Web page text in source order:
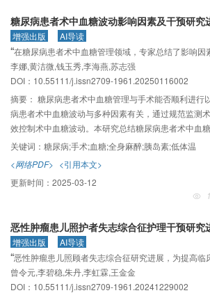
糖尿病患者术中血糖波动影响因素及干预研究
增强出版 AI导读
“在糖尿病患者术中血糖管理领域，专家总结了影响因
善管理规范提供理论依据。”
李娜,黄洁微,钱玉秀,李海燕,苏志强
DOI：10.55111/j.issn2709-1961.20250116002
摘要： 糖尿病患者术中血糖管理与手术能否顺利进行
病患者术中血糖波动与多种因素有关，通过规范监测
效控制术中血糖波动。本研究总结糖尿病患者术中血
术中血糖管理对策，旨在为完善糖尿病患者术中血糖
关键词： 糖尿病;手术;血糖;全身麻醉;胰岛素;低体温
<网络PDF> <引用本文>
更新时间： 2025-03-12
恶性肿瘤患儿照护者失志综合征护理干预研究
增强出版 AI导读
“恶性肿瘤患儿照顾者失志综合征研究进展，为提高临
量提供参考。”
曾令元,李碧稳,朱丹,李虹霖,王金金
DOI：10.55111/j.issn2709-1961.20241229002